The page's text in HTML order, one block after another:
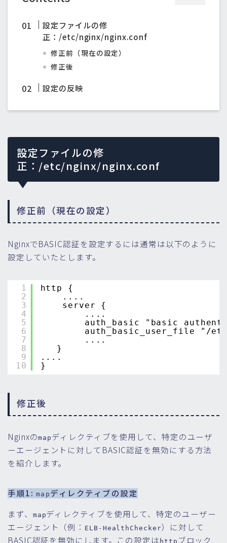
設定ファイルの修
正：/etc/nginx/nginx.conf
修正前（現在の設定）
修正後
設定の反映
設定ファイルの修
正：/etc/nginx/nginx.conf
修正前（現在の設定）
NginxでBASIC認証を設定するには通常は以下のように
設定していたとします。
1
2
3
4
5
6
7
8
9
10
http {
....
server {
....
auth_basic "basic
auth_basic_user_file "/
....
}
....
}
修正後
Nginxのmap ディレクティブを使用して、特定のユーザ
ーエージェントに対してBASIC認証を無効にする方法
を紹介します。
手順1: map ディレクティブの設定
まず、
mapディレクティブを使用して、特定のユーザー
エージェント（例： ELB-HealthChecker）に対して
BASIC認証を無効にします。この設定は http ブロック